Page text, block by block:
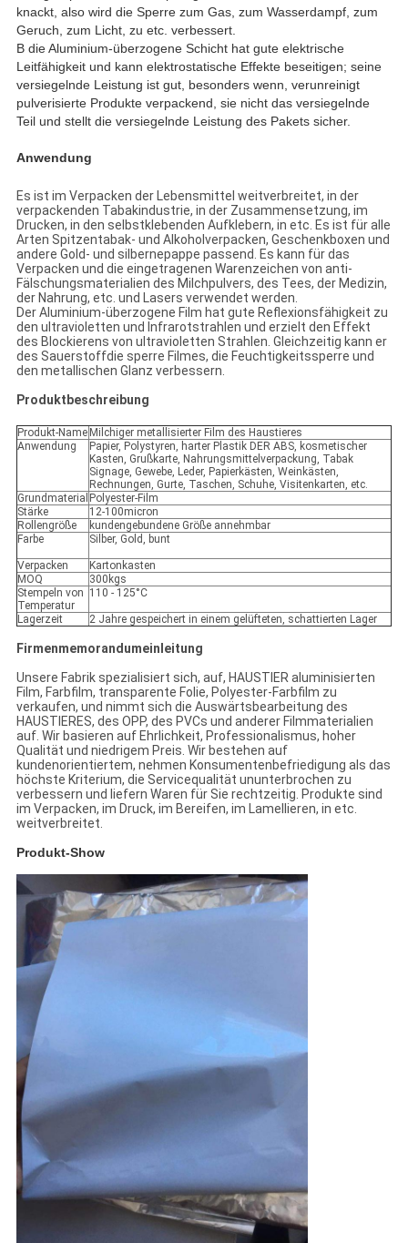
knackt, also wird die Sperre zum Gas, zum Wasserdampf, zum
Geruch, zum Licht, zu etc. verbessert.
B die Aluminium-überzogene Schicht hat gute elektrische
Leitfähigkeit und kann elektrostatische Effekte beseitigen; seine
versiegelnde Leistung ist gut, besonders wenn, verunreinigt
pulverisierte Produkte verpackend, sie nicht das versiegelnde
Teil und stellt die versiegelnde Leistung des Pakets sicher.
Anwendung
Es ist im Verpacken der Lebensmittel weitverbreitet, in der
verpackenden Tabakindustrie, in der Zusammensetzung, im
Drucken, in den selbstklebenden Aufklebern, in etc. Es ist für alle
Arten Spitzentabak- und Alkoholverpacken, Geschenkboxen und
andere Gold- und silbernepappe passend. Es kann für das
Verpacken und die eingetragenen Warenzeichen von anti-
Fälschungsmaterialien des Milchpulvers, des Tees, der Medizin,
der Nahrung, etc. und Lasers verwendet werden.
Der Aluminium-überzogene Film hat gute Reflexionsfähigkeit zu
den ultravioletten und Infrarotstrahlen und erzielt den Effekt
des Blockierens von ultravioletten Strahlen. Gleichzeitig kann er
des Sauerstoffdie sperre Filmes, die Feuchtigkeitssperre und
den metallischen Glanz verbessern.
Produktbeschreibung
Produkt-Name Milchiger metallisierter Film des Haustieres
Anwendung
Papier, Polystyren, harter Plastik DER ABS, kosmetischer
Kasten, Grußkarte, Nahrungsmittelverpackung, Tabak
Signage, Gewebe, Leder, Papierkästen, Weinkästen,
Rechnungen, Gurte, Taschen, Schuhe, Visitenkarten, etc.
Grundmaterial Polyester-Film
Stärke
12-100micron
Rollengröße
kundengebundene Größe annehmbar
Farbe
Silber, Gold, bunt
Verpacken
Kartonkasten
MOQ
300kgs
Stempeln von
Temperatur
110 - 125°C
Lagerzeit 2 Jahre gespeichert in einem gelüfteten, schattierten Lager
Firmenmemorandumeinleitung
Unsere Fabrik spezialisiert sich, auf, HAUSTIER aluminisierten
Film, Farbfilm, transparente Folie, Polyester-Farbfilm zu
verkaufen, und nimmt sich die Auswärtsbearbeitung des
HAUSTIERES, des OPP, des PVCs und anderer Filmmaterialien
auf. Wir basieren auf Ehrlichkeit, Professionalismus, hoher
Qualität und niedrigem Preis. Wir bestehen auf
kundenorientiertem, nehmen Konsumentenbefriedigung als das
höchste Kriterium, die Servicequalität ununterbrochen zu
verbessern und liefern Waren für Sie rechtzeitig. Produkte sind
im Verpacken, im Druck, im Bereifen, im Lamellieren, in etc.
weitverbreitet.
Produkt-Show